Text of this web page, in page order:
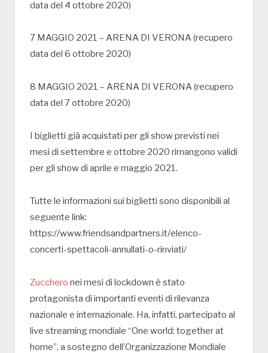
data del 4 ottobre 2020)
7 MAGGIO 2021 – ARENA DI VERONA (recupero
data del 6 ottobre 2020)
8 MAGGIO 2021 – ARENA DI VERONA (recupero
data del 7 ottobre 2020)
I biglietti già acquistati per gli show previsti nei
mesi di settembre e ottobre 2020 rimangono validi
per gli show di aprile e maggio 2021.
Tutte le informazioni sui biglietti sono disponibili al
seguente link:
https://www.friendsandpartners.it/elenco-
concerti-spettacoli-annullati-o-rinviati/
Zucchero nei mesi di lockdown è stato
protagonista di importanti eventi di rilevanza
nazionale e internazionale. Ha, infatti, partecipato al
live streaming mondiale “One world: together at
home”, a sostegno dell’Organizzazione Mondiale